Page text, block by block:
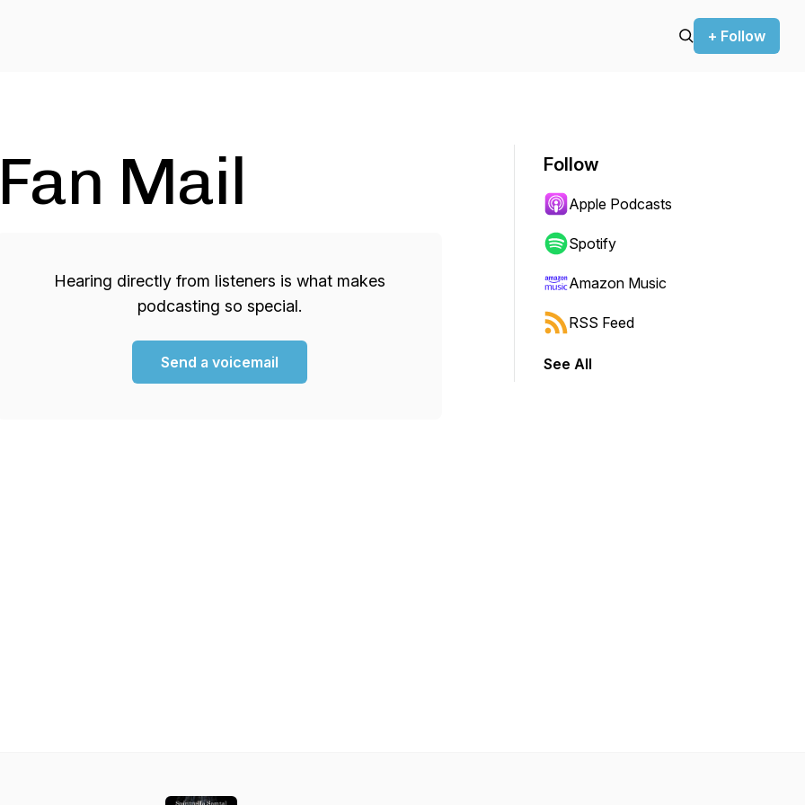
+ Follow
Fan Mail
Hearing directly from listeners is what makes
podcasting so special.
Send a voicemail
Follow
Apple Podcasts
Spotify
Amazon Music
RSS Feed
See All